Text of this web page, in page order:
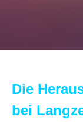
Die
bei